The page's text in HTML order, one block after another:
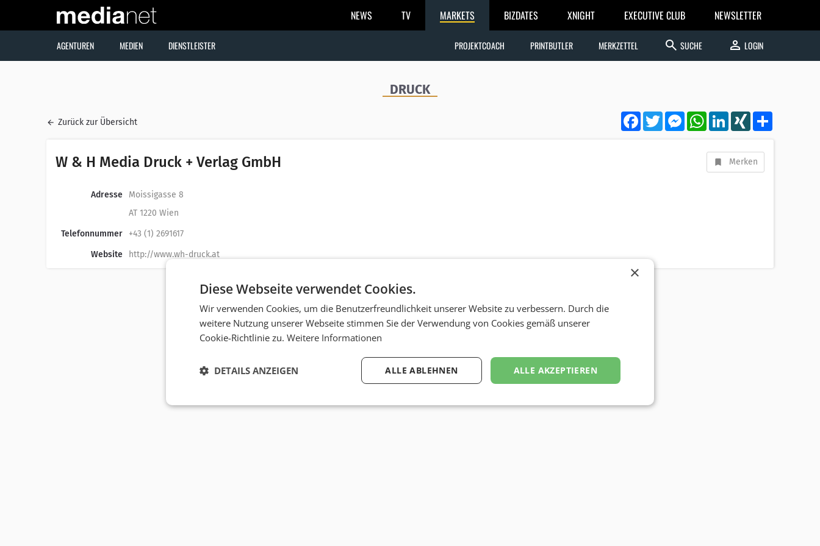
NEWS TV MARKETS BIZDATES XNIGHT EXECUTIVE CLUB NEWSLETTER
AGENTUREN MEDIEN DIENSTLEISTER PROJEKTCOACH PRINTBUTLER MERKZETTEL search SUCHE person LOGIN
DRUCK
Zurück zur Übersicht
FacebookTwitterMessengerWhatsApp
LinkedInXING
W & H Media Druck + Verlag GmbH Merken
Adresse
Moissigasse 8
AT 1220 Wien
Telefonnummer
+43 (1) 2691617
Website
http://www.wh-druck.at
×
Diese Webseite verwendet Cookies.
Wir verwenden Cookies, um die Benutzerfreundlichkeit unserer Website zu verbessern. Durch die
weitere Nutzung unserer Webseite stimmen Sie der Verwendung von Cookies gemäß unserer
Cookie-Richtlinie zu. Weitere Informationen
ALLE AKZEPTIEREN
ALLE ABLEHNEN
DETAILS ANZEIGEN